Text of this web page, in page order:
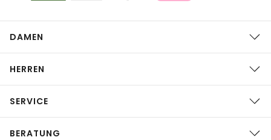
DAMEN
HERREN
SERVICE
BERATUNG